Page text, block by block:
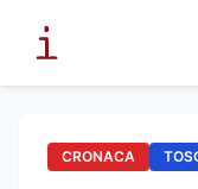
CRONACA